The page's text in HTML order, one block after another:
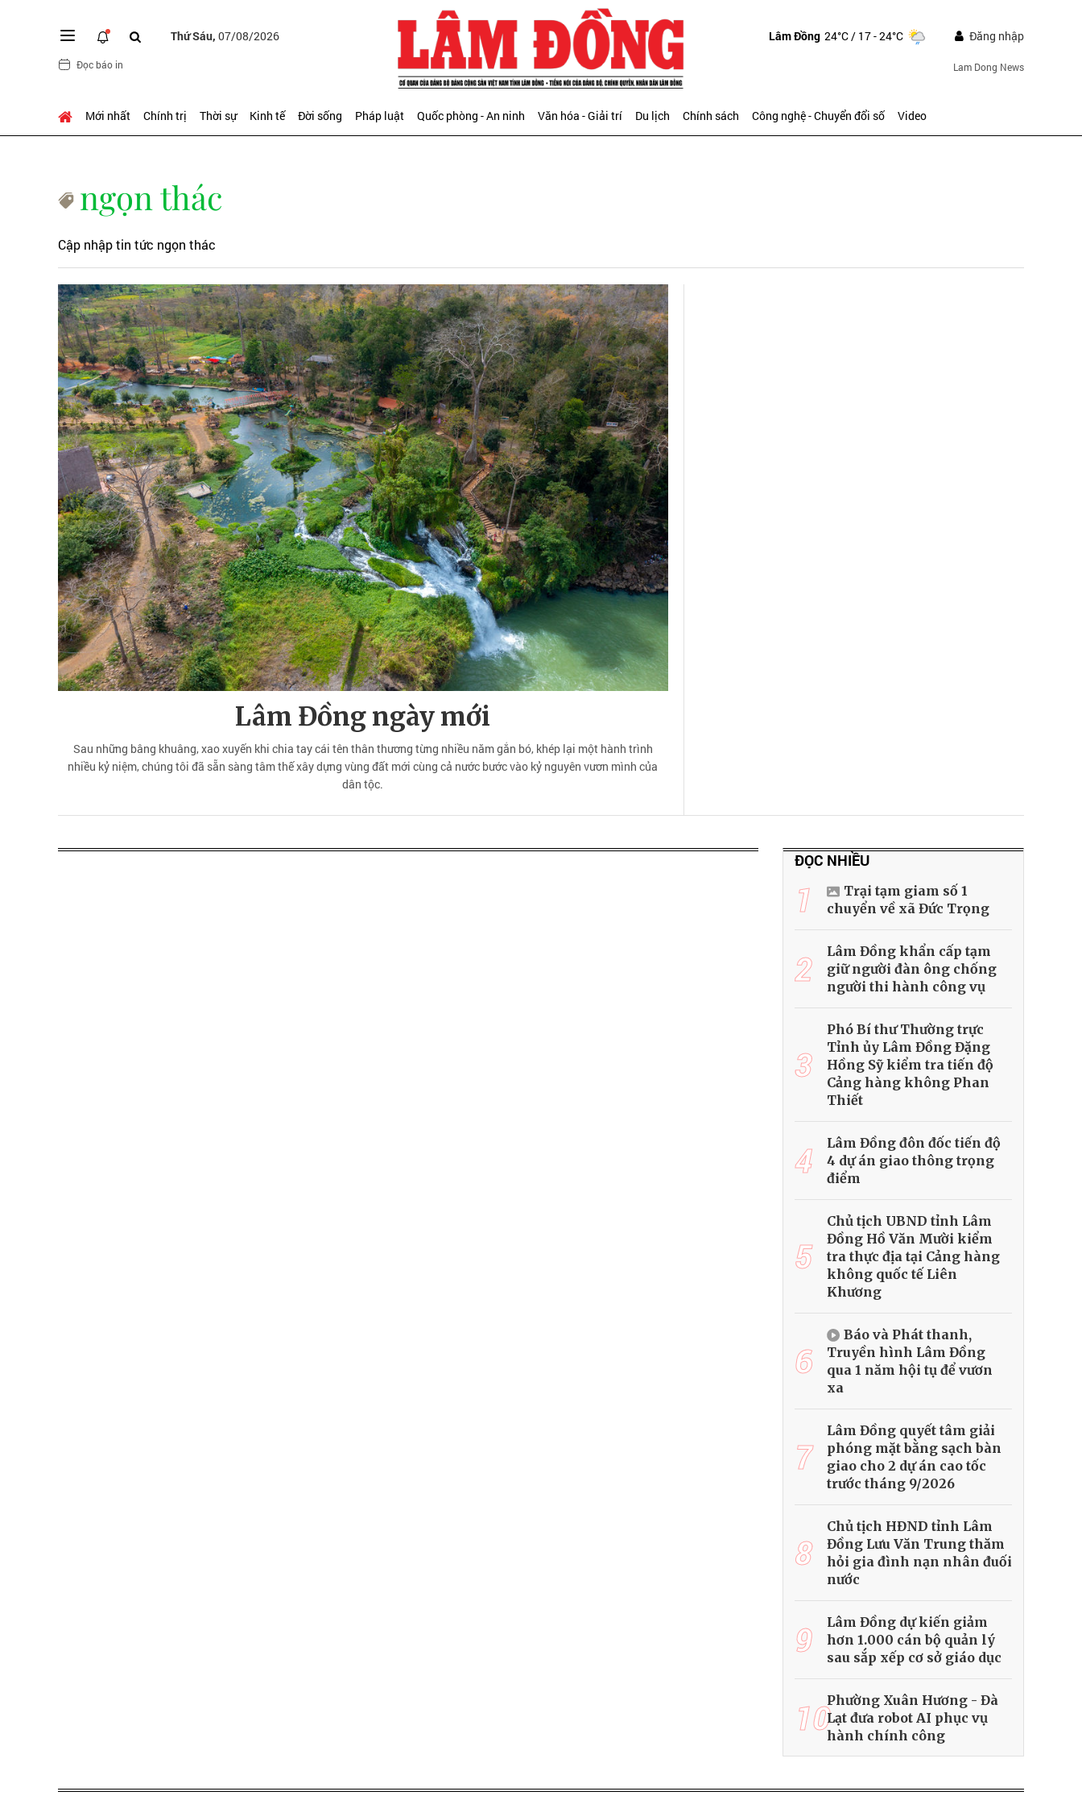
Thứ Sáu, 07/08/2026
Đọc báo in
Lâm Đồng 24°C/ 17 - 24°C Đăng nhập
Lam Dong News
Mới nhất Chính trị Thời sự Kinh tế Đời sống Pháp luật Quốc phòng - An ninh Văn hóa - Giải trí Du lịch Chính sách Công nghệ - Chuyển đổi số Video
ngọn thác
Cập nhập tin tức ngọn thác
Lâm Đồng ngày mới
Sau những bâng khuâng, xao xuyến khi chia tay cái tên thân thương từng nhiều năm gắn bó, khép lại một hành trình
nhiều kỷ niệm, chúng tôi đã sẵn sàng tâm thế xây dựng vùng đất mới cùng cả nước bước vào kỷ nguyên vươn mình của
dân tộc.
ĐỌC NHIỀU
1
Trại tạm giam số 1
chuyển về xã Đức Trọng
2
Lâm Đồng khẩn cấp tạm
giữ người đàn ông chống
người thi hành công vụ
3
Phó Bí thư Thường trực
Tỉnh ủy Lâm Đồng Đặng
Hồng Sỹ kiểm tra tiến độ
Cảng hàng không Phan
Thiết
4
Lâm Đồng đôn đốc tiến độ
4 dự án giao thông trọng
điểm
5
Chủ tịch UBND tỉnh Lâm
Đồng Hồ Văn Mười kiểm
tra thực địa tại Cảng hàng
không quốc tế Liên
Khương
6
Báo và Phát thanh,
Truyền hình Lâm Đồng
qua 1 năm hội tụ để vươn
xa
7
Lâm Đồng quyết tâm giải
phóng mặt bằng sạch bàn
giao cho 2 dự án cao tốc
trước tháng 9/2026
8
Chủ tịch HĐND tỉnh Lâm
Đồng Lưu Văn Trung thăm
hỏi gia đình nạn nhân đuối
nước
9
Lâm Đồng dự kiến giảm
hơn 1.000 cán bộ quản lý
sau sắp xếp cơ sở giáo dục
10Phường Xuân Hương - Đà
Lạt đưa robot AI phục vụ
hành chính công